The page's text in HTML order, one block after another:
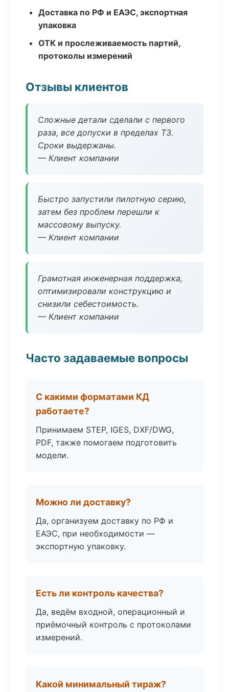
Доставка по РФ и ЕАЭС, экспортная
упаковка
ОТК и прослеживаемость партий,
протоколы измерений
Отзывы клиентов
Сложные детали сделали с первого
раза, все допуски в пределах ТЗ.
Сроки выдержаны.
— Клиент компании
Быстро запустили пилотную серию,
затем без проблем перешли к
массовому выпуску.
— Клиент компании
Грамотная инженерная поддержка,
оптимизировали конструкцию и
снизили себестоимость.
— Клиент компании
Часто задаваемые вопросы
С какими форматами КД
работаете?
Принимаем STEP, IGES, DXF/DWG,
PDF, также помогаем подготовить
модели.
Можно ли доставку?
Да, организуем доставку по РФ и
ЕАЭС, при необходимости —
экспортную упаковку.
Есть ли контроль качества?
Да, ведём входной, операционный и
приёмочный контроль с протоколами
измерений.
Какой минимальный тираж?